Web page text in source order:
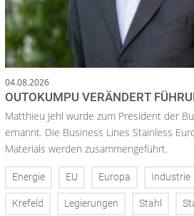
04.08.2026
OUTOKUMPU VERÄNDERT
Matthieu Jehl wurde zum President der
ernannt. Die Business Lines Stainless
Materials werden zusammengeführt.
Energie EU Europa Industrie
Krefeld Legierungen Stahl